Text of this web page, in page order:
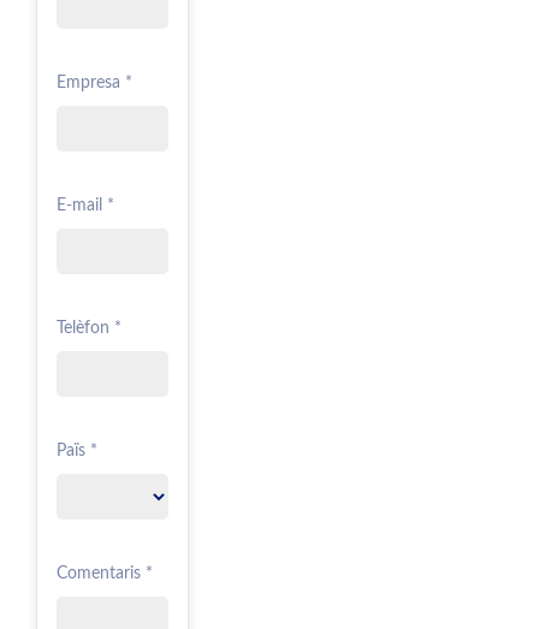
Empresa *
E-mail *
Telèfon *
Païs *
Comentaris *